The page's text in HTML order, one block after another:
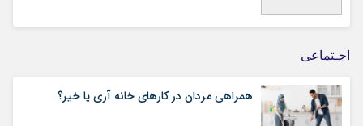
اجـتماعی
همراهی مردان در کارهای خانه آری یا خیر؟